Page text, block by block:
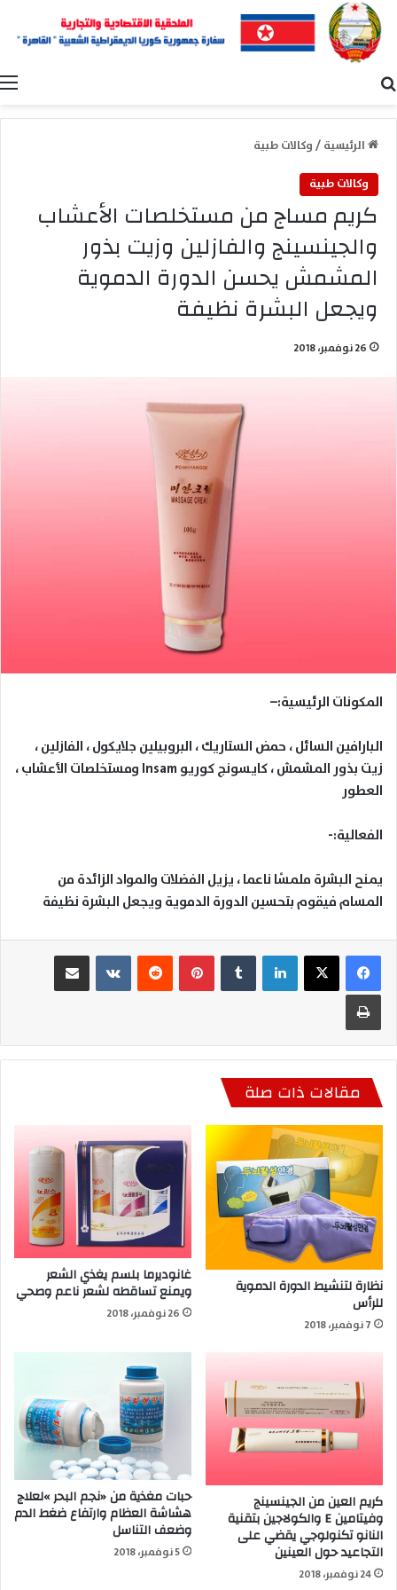
الرئيسية/وكالات طبية
وكالات طبية
كريم مساج من مستخلصات الأعشاب
والجينسينج والفازلين وزيت بذور
المشمش يحسن الدورة الدموية
ويجعل البشرة نظيفة
26 نوفمبر، 2018
المكونات الرئيسية:–
البارافين السائل ، حمض الستاريك ، البروبيلين جلايكول ، الفازلين ،
زيت بذور المشمش ، كايسونج كوريو Insam ومستخلصات الأعشاب ،
العطور
الفعالية-:
يمنح البشرة ملمسًا ناعما ، يزيل الفضلات والمواد الزائدة من
المسام فيقوم بتحسين الدورة الدموية ويجعل البشرة نظيفة
لينكدإن بينتيريست مشاركة عبر البريد
طباعة
مقالات ذات صلة
نظارة لتنشيط الدورة الدموية
للرأس
7 نوفمبر، 2018
غانوديرما بلسم يغذي الشعر
ويمنع تساقطه لشعر ناعم وصحي
26 نوفمبر، 2018
كريم العين من الجينسينج
وفيتامين E والكولاجين بتقنية
النانو تكنولوجي يقضي على
التجاعيد حول العينين
24 نوفمبر، 2018
حبات مغذية من «نجم البحر »لعلاج
هشاشة العظام وارتفاع ضغط الدم
وضعف التناسل
5 نوفمبر، 2018